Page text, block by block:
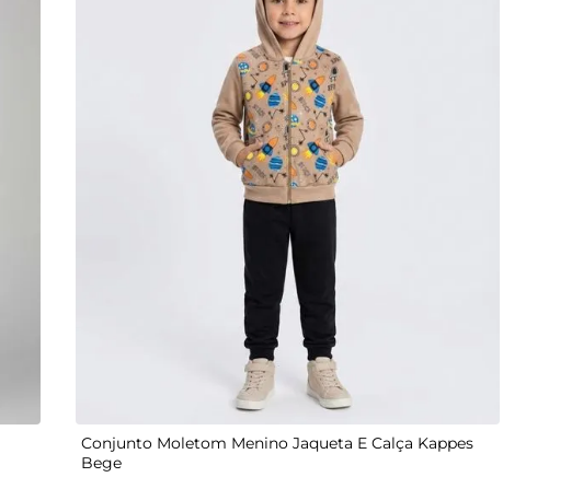
1
Conjunto Moletom Menino Jaqueta E Calça Kappes
Bege